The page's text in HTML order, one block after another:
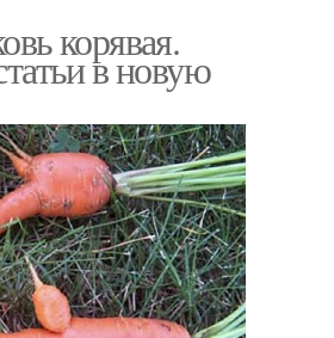
корявая.
в новую